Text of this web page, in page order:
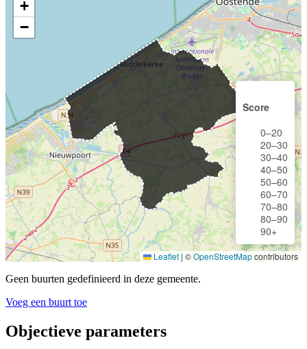
+
−
Score
0–20
20–30
30–40
40–50
50–60
60–70
70–80
80–90
90+
Leaflet | ©OpenStreetMapcontributors
Geen buurten gedefinieerd in deze gemeente.
Voeg een buurt toe
Objectieve parameters